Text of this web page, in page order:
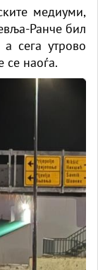
медиуми,
Ранче бил
сега утрово
се наоѓа.